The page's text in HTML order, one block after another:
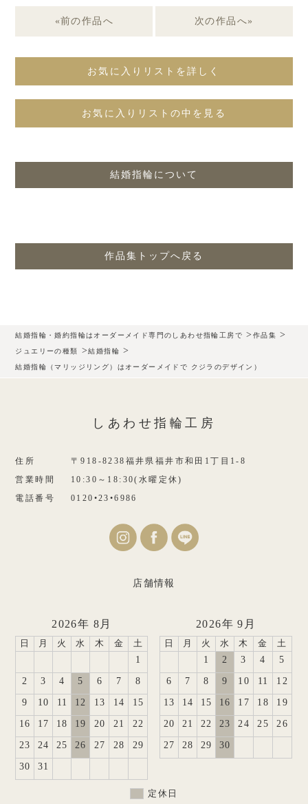
«前の作品へ 次の作品へ»
お気に入りリストを詳しく
お気に入りリストの中を見る
結婚指輪について
作品集トップへ戻る
結婚指輪・婚約指輪はオーダーメイド専門のしあわせ指輪工房で > 作品集 >
ジュエリーの種類 >結婚指輪 >
結婚指輪（マリッジリング）はオーダーメイドで クジラのデザイン）
しあわせ指輪工房
住所
〒918-8238福井県福井市和田1丁目1-8
営業時間
10:30～18:30(水曜定休)
電話番号
0120•23•6986
店舗情報
2026年 8月
日 月 火 水 木 金 土
1
2 3 4 5 6 7 8
9 10 11 12 13 14 15
16 17 18 19 20 21 22
23 24 25 26 27 28 29
30 31
2026年 9月
日 月 火 水 木 金 土
1 2 3 4 5
6 7 8 9 10 11 12
13 14 15 16 17 18 19
20 21 22 23 24 25 26
27 28 29 30
定休日